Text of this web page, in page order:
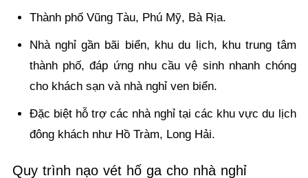
Thành phố Vũng Tàu, Phú Mỹ, Bà Rịa.
Nhà nghỉ gần bãi biển, khu du lịch, khu trung tâm
thành phố, đáp ứng nhu cầu vệ sinh nhanh chóng
cho khách sạn và nhà nghỉ ven biển.
Đặc biệt hỗ trợ các nhà nghỉ tại các khu vực du lịch
đông khách như Hồ Tràm, Long Hải.
Quy trình nạo vét hố ga cho nhà nghỉ